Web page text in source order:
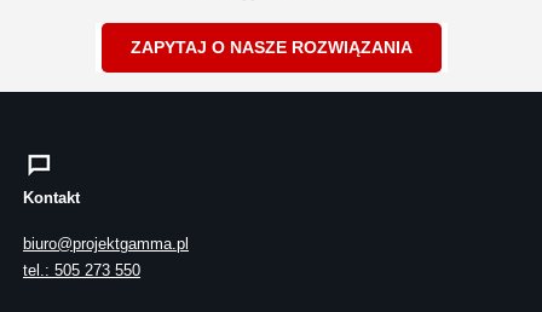
ZAPYTAJ O NASZE ROZWIĄZANIA
Kontakt
biuro@projektgamma.pl
tel.: 505 273 550